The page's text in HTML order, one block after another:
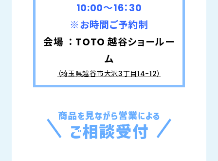
10:00～16：30
※お時間ご予約制
会場 ： TOTO 越谷ショールー
ム
（埼玉県越谷市大沢3丁目14−12）